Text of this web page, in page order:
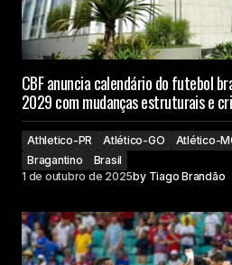
CBF anuncia calendário do futebol
2029 com mudanças estruturais e
Athletico-PR Atlético-GO Atlético-
Bragantino
Brasil
1 de outubro de 2025by Tiago Brandão